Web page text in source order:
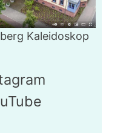
Kaleidoskop